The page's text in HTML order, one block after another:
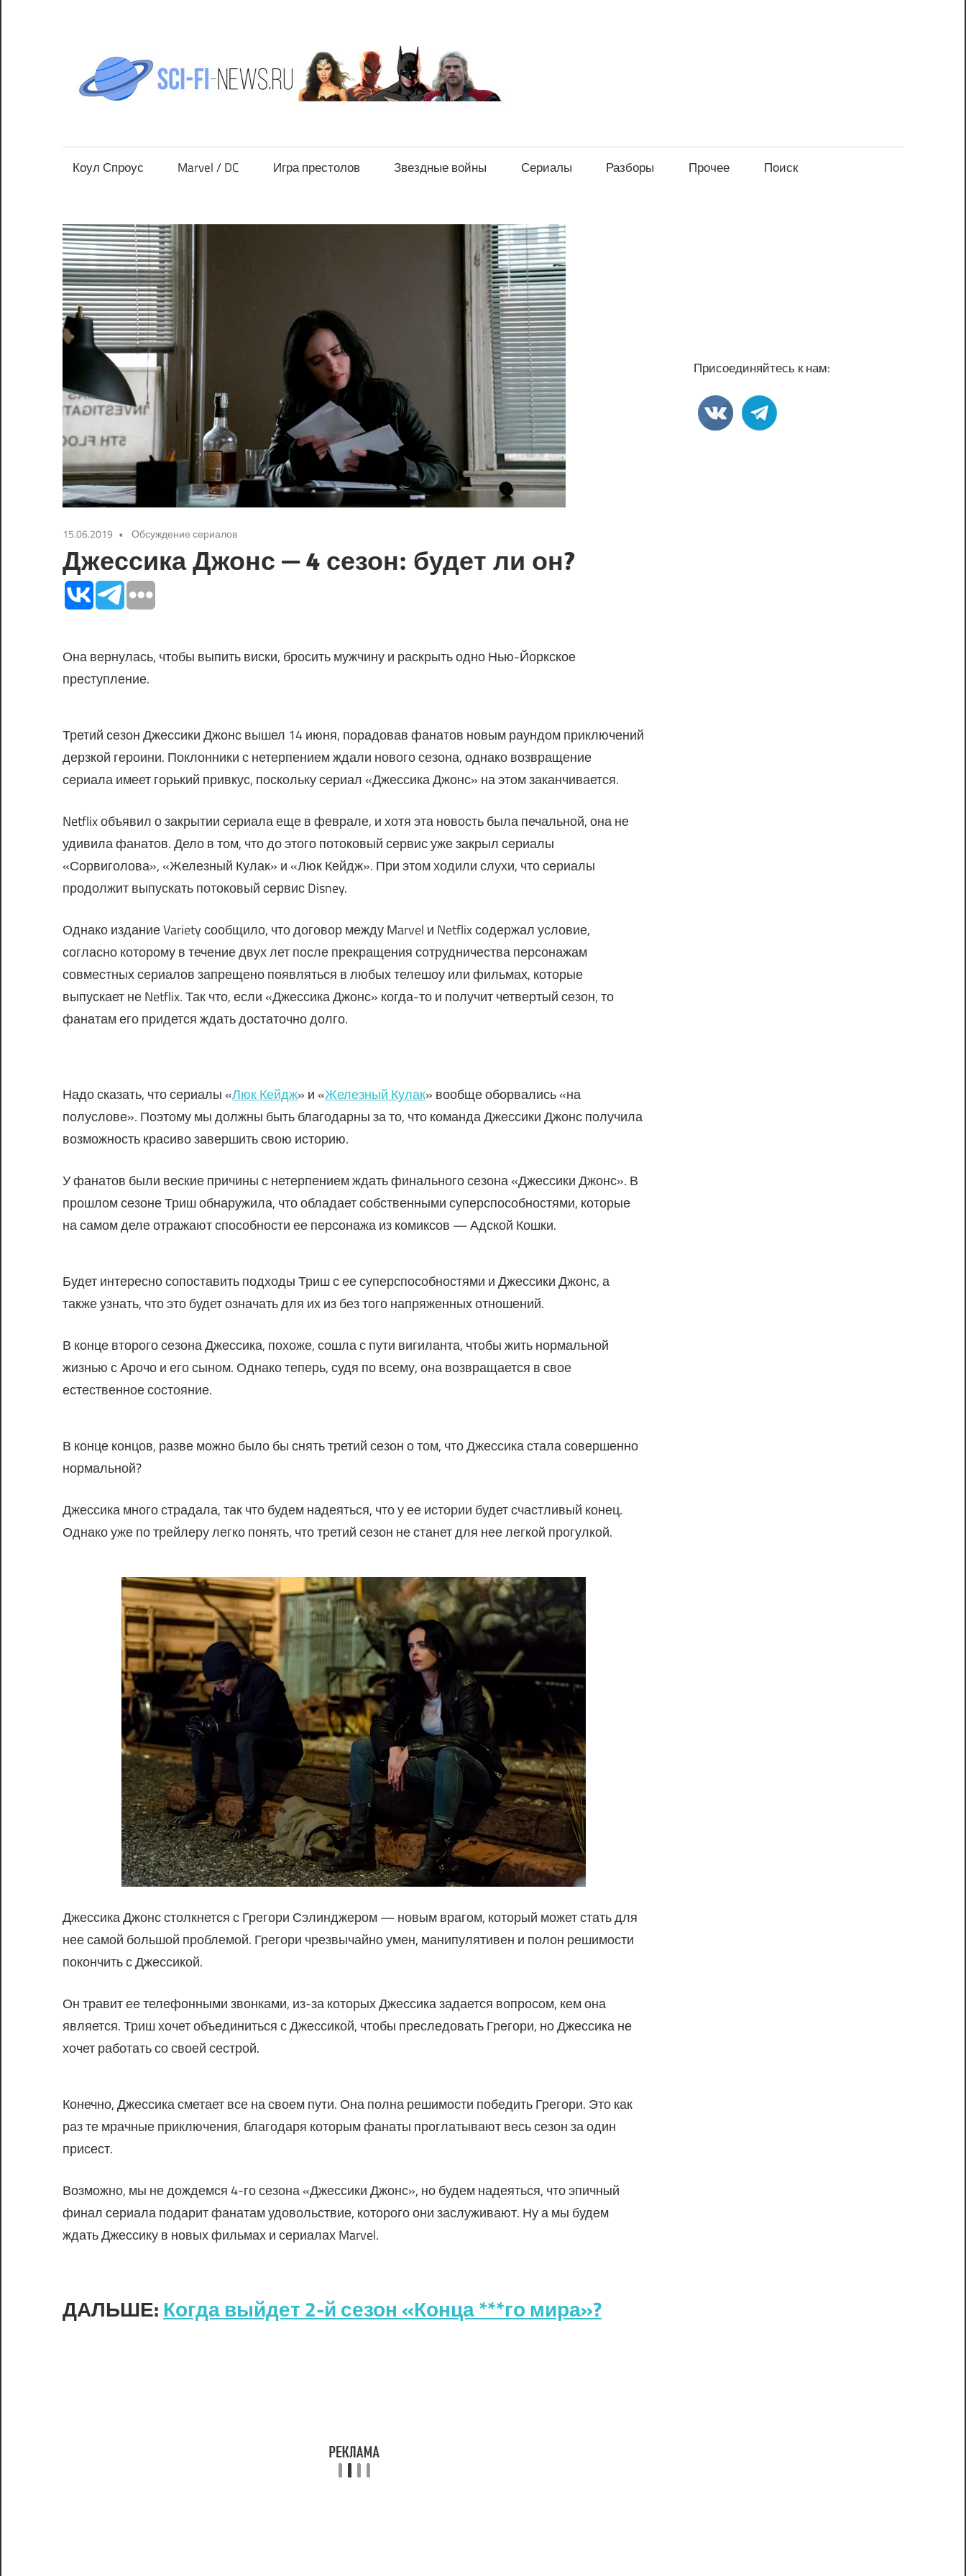
news.ru
Коул Спроус Marvel / DC Игра престолов Звездные войны Сериалы Разборы Прочее Поиск
15.06.2019 Обсуждение сериалов
Джессика Джонс — 4 сезон: будет ли он?
Она вернулась, чтобы выпить виски, бросить мужчину и раскрыть одно Нью-Йоркское
преступление.
Третий сезон Джессики Джонс вышел 14 июня, порадовав фанатов новым раундом приключений
дерзкой героини. Поклонники с нетерпением ждали нового сезона, однако возвращение
сериала имеет горький привкус, поскольку сериал «Джессика Джонс» на этом заканчивается.
Netflix объявил о закрытии сериала еще в феврале, и хотя эта новость была печальной, она не
удивила фанатов. Дело в том, что до этого потоковый сервис уже закрыл сериалы
«Сорвиголова», «Железный Кулак» и «Люк Кейдж». При этом ходили слухи, что сериалы
продолжит выпускать потоковый сервис Disney.
Однако издание Variety сообщило, что договор между Marvel и Netflix содержал условие,
согласно которому в течение двух лет после прекращения сотрудничества персонажам
совместных сериалов запрещено появляться в любых телешоу или фильмах, которые
выпускает не Netflix. Так что, если «Джессика Джонс» когда-то и получит четвертый сезон, то
фанатам его придется ждать достаточно долго.
Надо сказать, что сериалы «Люк Кейдж» и «Железный Кулак» вообще оборвались «на
полуслове». Поэтому мы должны быть благодарны за то, что команда Джессики Джонс получила
возможность красиво завершить свою историю.
У фанатов были веские причины с нетерпением ждать финального сезона «Джессики Джонс». В
прошлом сезоне Триш обнаружила, что обладает собственными суперспособностями, которые
на самом деле отражают способности ее персонажа из комиксов — Адской Кошки.
Будет интересно сопоставить подходы Триш с ее суперспособностями и Джессики Джонс, а
также узнать, что это будет означать для их из без того напряженных отношений.
В конце второго сезона Джессика, похоже, сошла с пути вигиланта, чтобы жить нормальной
жизнью с Арочо и его сыном. Однако теперь, судя по всему, она возвращается в свое
естественное состояние.
В конце концов, разве можно было бы снять третий сезон о том, что Джессика стала совершенно
нормальной?
Джессика много страдала, так что будем надеяться, что у ее истории будет счастливый конец.
Однако уже по трейлеру легко понять, что третий сезон не станет для нее легкой прогулкой.
Джессика Джонс столкнется с Грегори Сэлинджером — новым врагом, который может стать для
нее самой большой проблемой. Грегори чрезвычайно умен, манипулятивен и полон решимости
покончить с Джессикой.
Он травит ее телефонными звонками, из-за которых Джессика задается вопросом, кем она
является. Триш хочет объединиться с Джессикой, чтобы преследовать Грегори, но Джессика не
хочет работать со своей сестрой.
Конечно, Джессика сметает все на своем пути. Она полна решимости победить Грегори. Это как
раз те мрачные приключения, благодаря которым фанаты проглатывают весь сезон за один
присест.
Возможно, мы не дождемся 4-го сезона «Джессики Джонс», но будем надеяться, что эпичный
финал сериала подарит фанатам удовольствие, которого они заслуживают. Ну а мы будем
ждать Джессику в новых фильмах и сериалах Marvel.
ДАЛЬШЕ:Когда выйдет 2-й сезон «Конца ***го мира»?
Присоединяйтесь к нам: